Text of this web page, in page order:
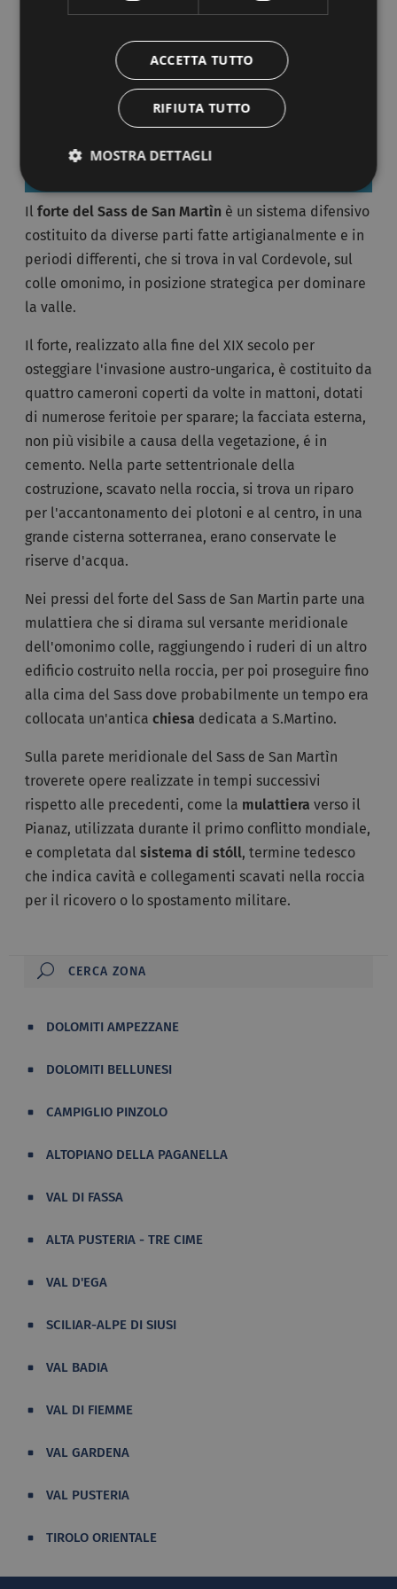
lavaggio-frantumazione e lavorazione del minerale,
oltre a una serie di abitazioni e uffici, 3 ingressi in
sotterraneo e 2 sbocchi di gallerie di scolo acque.
Il forte del Sass de San Martìn è un sistema difensivo
costituito da diverse parti fatte artigianalmente e in
periodi differenti, che si trova in val Cordevole, sul
colle omonimo, in posizione strategica per dominare
la valle.
Il forte, realizzato alla fine del XIX secolo per
osteggiare l'invasione austro-ungarica, è costituito da
quattro cameroni coperti da volte in mattoni, dotati
di numerose feritoie per sparare; la facciata esterna,
non più visibile a causa della vegetazione, é in
cemento. Nella parte settentrionale della
costruzione, scavato nella roccia, si trova un riparo
per l'accantonamento dei plotoni e al centro, in una
grande cisterna sotterranea, erano conservate le
riserve d'acqua.
Nei pressi del forte del Sass de San Martin parte una
mulattiera che si dirama sul versante meridionale
dell'omonimo colle, raggiungendo i ruderi di un altro
edificio costruito nella roccia, per poi proseguire fino
alla cima del Sass dove probabilmente un tempo era
collocata un'antica chiesa dedicata a S.Martino.
Sulla parete meridionale del Sass de San Martìn
troverete opere realizzate in tempi successivi
rispetto alle precedenti, come la mulattiera verso il
Pianaz, utilizzata durante il primo conflitto mondiale,
e completata dal sistema di stóll, termine tedesco
che indica cavità e collegamenti scavati nella roccia
per il ricovero o lo spostamento militare.
DOLOMITI AMPEZZANE
DOLOMITI BELLUNESI
CAMPIGLIO PINZOLO
ALTOPIANO DELLA PAGANELLA
VAL DI FASSA
ALTA PUSTERIA - TRE CIME
VAL D'EGA
SCILIAR-ALPE DI SIUSI
VAL BADIA
VAL DI FIEMME
VAL GARDENA
VAL PUSTERIA
TIROLO ORIENTALE
ACCETTA TUTTO
RIFIUTA TUTTO
MOSTRA DETTAGLI